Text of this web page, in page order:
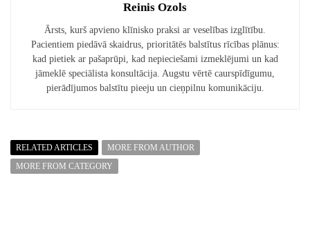
Reinis Ozols
Ārsts, kurš apvieno klīnisko praksi ar veselības izglītību.
Pacientiem piedāvā skaidrus, prioritātēs balstītus rīcības plānus:
kad pietiek ar pašaprūpi, kad nepieciešami izmeklējumi un kad
jāmeklē speciālista konsultācija. Augstu vērtē caurspīdīgumu,
pierādījumos balstītu pieeju un cieņpilnu komunikāciju.
RELATED ARTICLES
MORE FROM AUTHOR
MORE FROM CATEGORY